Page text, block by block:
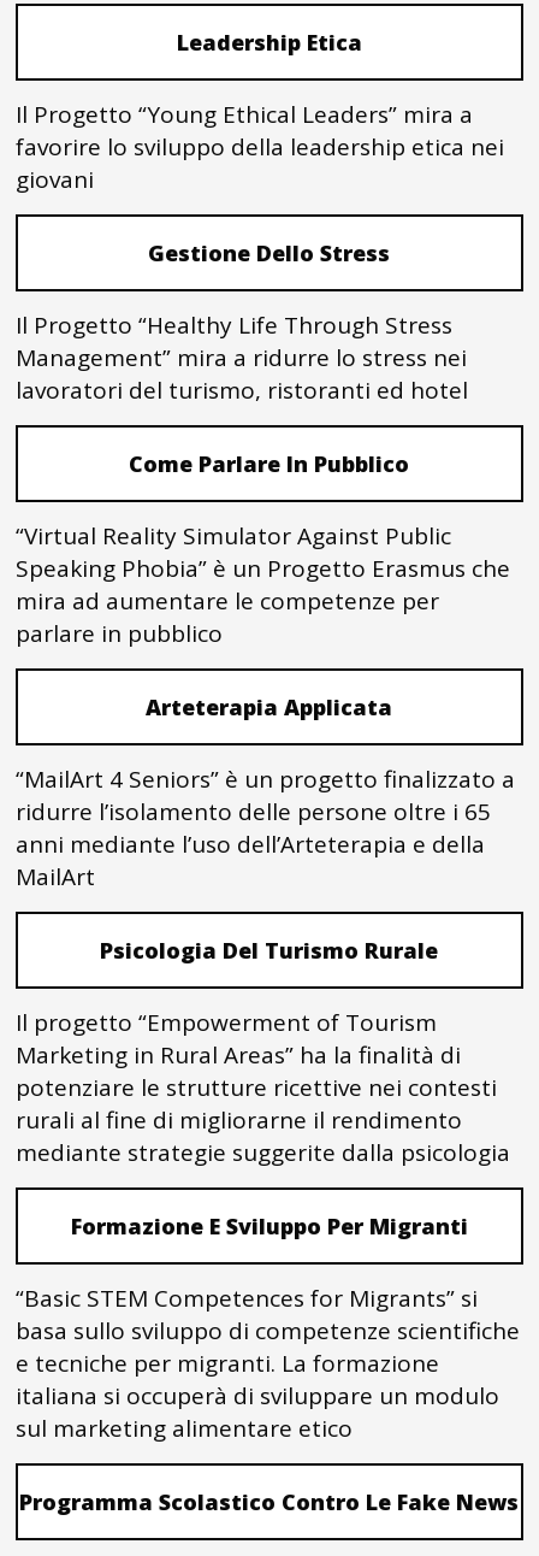
Leadership Etica
Il Progetto “Young Ethical Leaders” mira a
favorire lo sviluppo della leadership etica nei
giovani
Gestione Dello Stress
Il Progetto “Healthy Life Through Stress
Management” mira a ridurre lo stress nei
lavoratori del turismo, ristoranti ed hotel
Come Parlare In Pubblico
“Virtual Reality Simulator Against Public
Speaking Phobia” è un Progetto Erasmus che
mira ad aumentare le competenze per
parlare in pubblico
Arteterapia Applicata
“MailArt 4 Seniors” è un progetto finalizzato a
ridurre l’isolamento delle persone oltre i 65
anni mediante l’uso dell’Arteterapia e della
MailArt
Psicologia Del Turismo Rurale
Il progetto “Empowerment of Tourism
Marketing in Rural Areas” ha la finalità di
potenziare le strutture ricettive nei contesti
rurali al fine di migliorarne il rendimento
mediante strategie suggerite dalla psicologia
Formazione E Sviluppo Per Migranti
“Basic STEM Competences for Migrants” si
basa sullo sviluppo di competenze scientifiche
e tecniche per migranti. La formazione
italiana si occuperà di sviluppare un modulo
sul marketing alimentare etico
Programma Scolastico Contro Le Fake News